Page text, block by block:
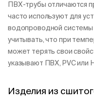
ПВХ-трубы отличаются
часто используют для
водопроводной системы
учитывать, что при
может терять свои
указывают ПВХ, PVC или
Изделия из